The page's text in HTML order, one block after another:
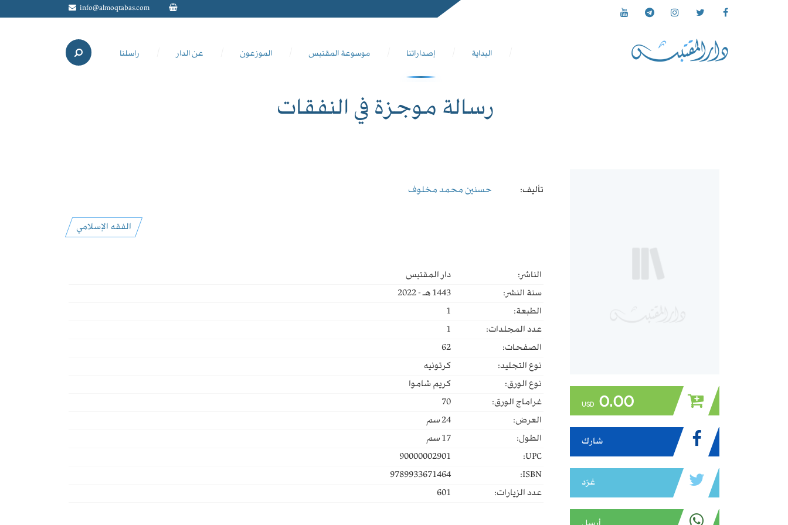
info@almoqtabas.com
البداية إصداراتنا موسوعة المقتبس الموزعون عن الدار راسلنا
رسالة موجزة في النفقات
0.00
USD
شارك
غرّد
تأليف: حسنين محمد مخلوف
الفقه الإسلامي
الناشر:
دار المقتبس
سنة النشر:
1443 هـ - 2022
الطبعة:
1
عدد المجلدات:
1
الصفحات:
62
نوع التجليد:
كرتونيه
نوع الورق:
كريم شاموا
غراماج الورق:
70
العرض:
24سم
الطول:
17سم
UPC:
90000002901
ISBN:
9789933671464
عدد الزيارات:
601